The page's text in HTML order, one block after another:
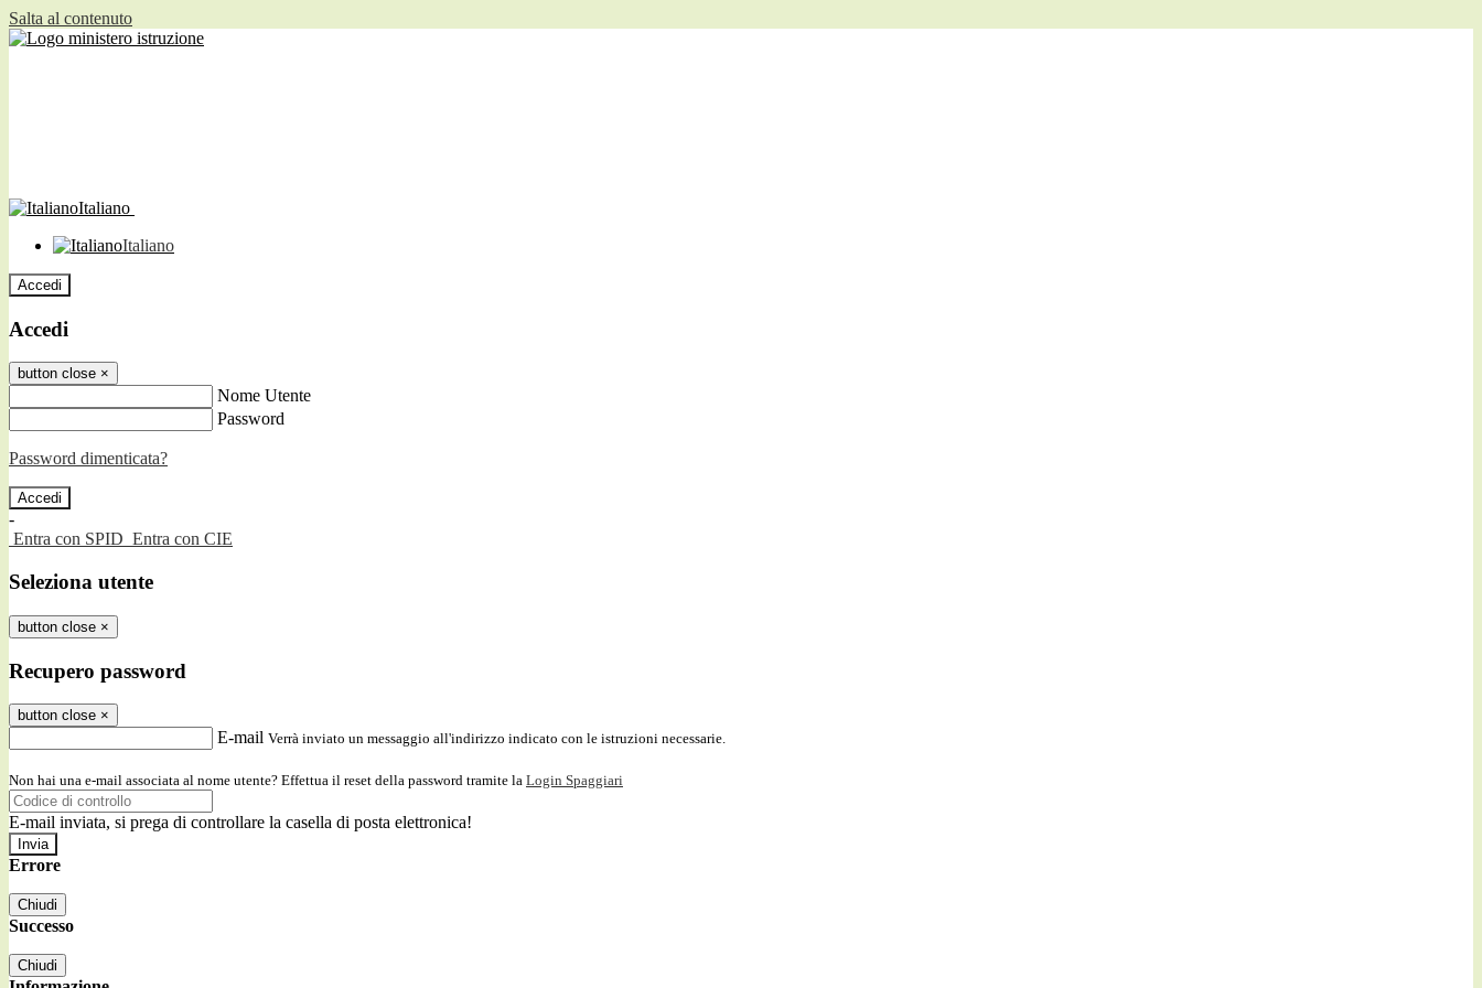
Salta al contenuto
Italiano
Italiano
Accedi
Accedi
button close ×
Nome Utente
Password
Password dimenticata?
-
Entra con SPID Entra con CIE
Seleziona utente
button close ×
Recupero password
button close ×
E-mail Verrà inviato un messaggio all'indirizzo indicato con le istruzioni necessarie.
Non hai una e-mail associata al nome utente? Effettua il reset della password tramite la Login Spaggiari
E-mail inviata, si prega di controllare la casella di posta elettronica!
Errore
Chiudi
Successo
Chiudi